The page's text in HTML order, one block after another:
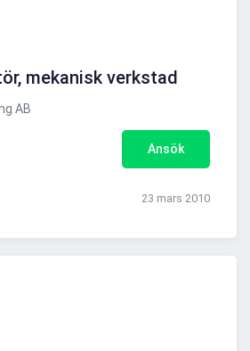
mekanisk verkstad
AB
Ansök
23 mars 2010